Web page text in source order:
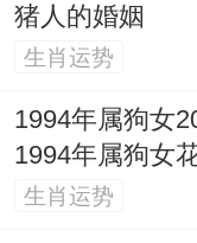
病，家长需悉
培养其耐心与
2026年逐月运
正月（庚寅）
猪人的婚姻
生肖运势
1994年属狗女
1994年属狗女
生肖运势